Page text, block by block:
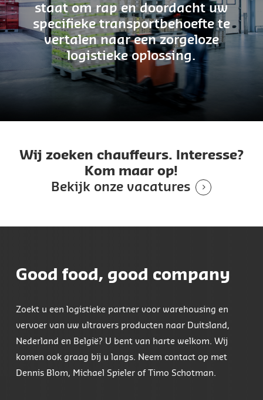
staat om rap en doordacht uw
specifieke transportbehoefte te
vertalen naar een zorgeloze
logistieke oplossing.
Wij zoeken chauffeurs. Interesse?
Kom maar op!
Bekijk onze vacatures
Good food, good company
Zoekt u een logistieke partner voor warehousing en
vervoer van uw ultravers producten naar Duitsland,
Nederland en België? U bent van harte welkom. Wij
komen ook graag bij u langs. Neem contact op met
Dennis Blom, Michael Spieler of Timo Schotman.